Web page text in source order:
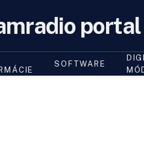
portal
SOFTWARE